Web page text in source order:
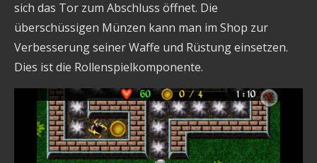
sich das Tor zum Abschluss öffnet. Die
überschüssigen Münzen kann man im Shop zur
Verbesserung seiner Waffe und Rüstung einsetzen.
Dies ist die Rollenspielkomponente.